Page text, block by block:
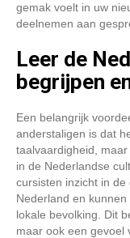
gemak voelt in uw
deelnemen aan
Leer de
begrijpen
Een belangrijk
anderstaligen is dat
taalvaardigheid,
in de Nederlandse
cursisten inzicht in
Nederland en
lokale bevolking. Dit
maar ook een gevoel